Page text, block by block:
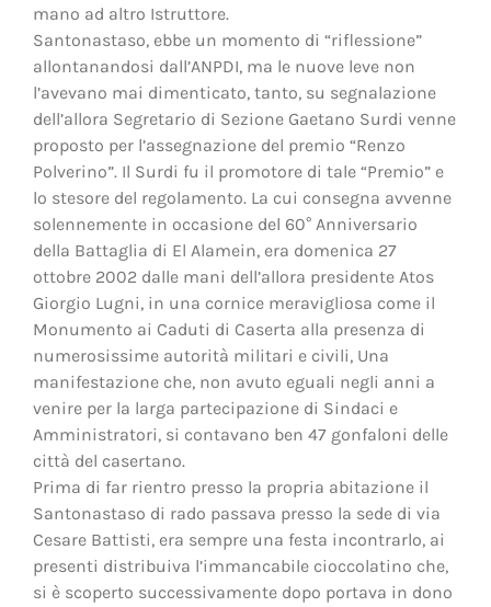
mano ad altro Istruttore.
Santonastaso, ebbe un momento di “riflessione”
allontanandosi dall’ANPDI, ma le nuove leve non
l’avevano mai dimenticato, tanto, su segnalazione
dell’allora Segretario di Sezione Gaetano Surdi venne
proposto per l’assegnazione del premio “Renzo
Polverino”. Il Surdi fu il promotore di tale “Premio” e
lo stesore del regolamento. La cui consegna avvenne
solennemente in occasione del 60° Anniversario
della Battaglia di El Alamein, era domenica 27
ottobre 2002 dalle mani dell’allora presidente Atos
Giorgio Lugni, in una cornice meravigliosa come il
Monumento ai Caduti di Caserta alla presenza di
numerosissime autorità militari e civili, Una
manifestazione che, non avuto eguali negli anni a
venire per la larga partecipazione di Sindaci e
Amministratori, si contavano ben 47 gonfaloni delle
città del casertano.
Prima di far rientro presso la propria abitazione il
Santonastaso di rado passava presso la sede di via
Cesare Battisti, era sempre una festa incontrarlo, ai
presenti distribuiva l’immancabile cioccolatino che,
si è scoperto successivamente dopo portava in dono